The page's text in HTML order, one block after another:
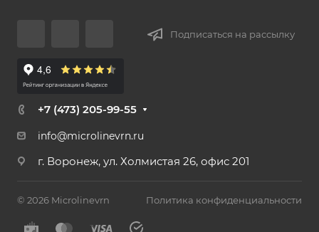
Подписаться на рассылку
+7 (473) 205-99-55
info@microlinevrn.ru
г. Воронеж, ул. Холмистая 26, офис 201
© 2026 Microlinevrn Политика конфиденциальности